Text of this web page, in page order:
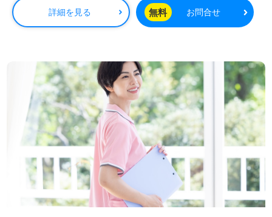
詳細を見る 無料 お問合せ